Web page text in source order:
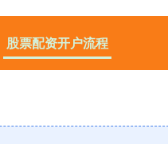
股票配资开户流程